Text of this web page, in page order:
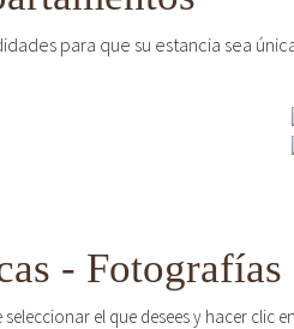
para que su estancia sea
- Fotografías
el que desees y hacer clic